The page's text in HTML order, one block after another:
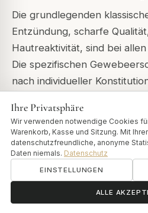
Die grundlegenden
Entzündung, scharfe
Hautreaktivität, sind bei
Die spezifischen
nach individueller
erzeugen natürliche Pitta-
Phasen, die bestehende
Zeiten verstärken können.
berücksichtigt die
unabhängig vom
Öle und Praktiken gelten für
Ihre Privatsphäre
Wir verwenden notwendige Cookies
Warenkorb, Kasse und Sitzung. Mit
datenschutzfreundliche, anonyme
Daten niemals. Datenschutz
EINSTELLUNGEN
ALLE